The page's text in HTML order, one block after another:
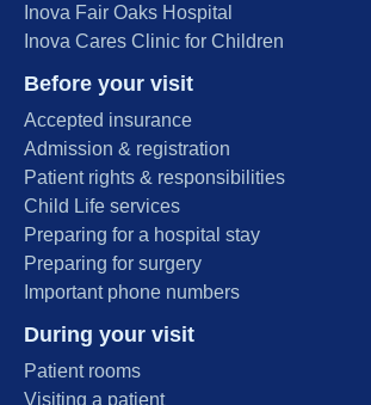
Inova Fair Oaks Hospital
Inova Cares Clinic for Children
Before your visit
Accepted insurance
Admission & registration
Patient rights & responsibilities
Child Life services
Preparing for a hospital stay
Preparing for surgery
Important phone numbers
During your visit
Patient rooms
Visiting a patient